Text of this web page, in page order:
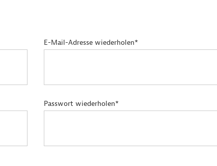
E-Mail-Adresse wiederholen*
Passwort wiederholen*